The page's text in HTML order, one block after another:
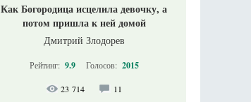
Как Богородица исцелила девочку, а
потом пришла к ней домой
Дмитрий Злодорев
Рейтинг: 9.9 Голосов: 2015
23 714 11